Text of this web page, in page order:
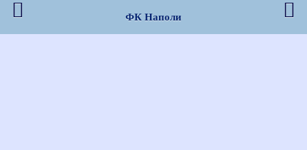
ФК Наполи